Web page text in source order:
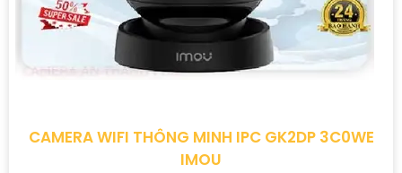
CAMERA WIFI THÔNG MINH IPC GK2DP 3C0WE
IMOU